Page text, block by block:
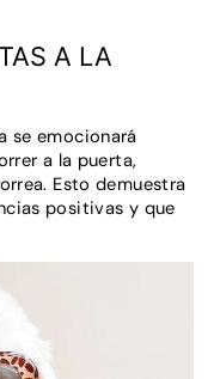
A LA
se emocionará
a la puerta,
Esto demuestra
positivas y que